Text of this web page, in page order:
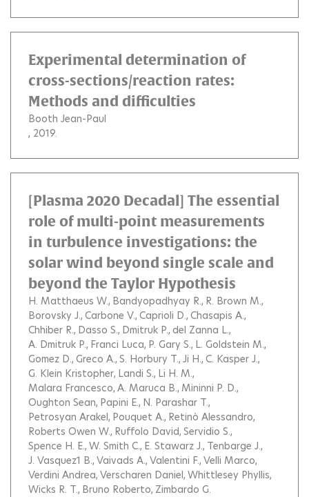
Experimental determination of
cross-sections/reaction rates:
Methods and difficulties
Booth Jean-Paul
, 2019.
[Plasma 2020 Decadal] The essential
role of multi-point measurements
in turbulence investigations: the
solar wind beyond single scale and
beyond the Taylor Hypothesis
H. Matthaeus W. Bandyopadhyay R. R. Brown M.
Borovsky J. Carbone V. Caprioli D. Chasapis A.
Chhiber R. Dasso S. Dmitruk P. del Zanna L.
A. Dmitruk P. Franci Luca P. Gary S. L. Goldstein M.
Gomez D. Greco A. S. Horbury T. Ji H. C. Kasper J.
G. Klein Kristopher Landi S. Li H. M.
Malara Francesco A. Maruca B. Mininni P. D.
Oughton Sean Papini E. N. Parashar T.
Petrosyan Arakel Pouquet A. Retinò Alessandro
Roberts Owen W. Ruffolo David Servidio S.
Spence H. E. W. Smith C. E. Stawarz J. Tenbarge J.
J. Vasquez1 B. Vaivads A. Valentini F. Velli Marco
Verdini Andrea Verscharen Daniel Whittlesey Phyllis
Wicks R. T. Bruno Roberto Zimbardo G.